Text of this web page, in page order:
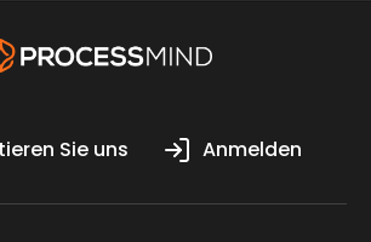
Sie uns Anmelden